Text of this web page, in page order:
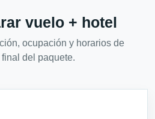
vuelo + hotel
ocupación y horarios de
del paquete.